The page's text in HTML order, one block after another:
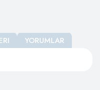
YORUMLAR